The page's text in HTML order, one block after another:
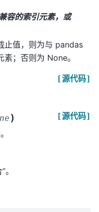
容的索引元素，或
止值，则为与 pandas
素；否则为 None。
[源代码]
) [源代码]